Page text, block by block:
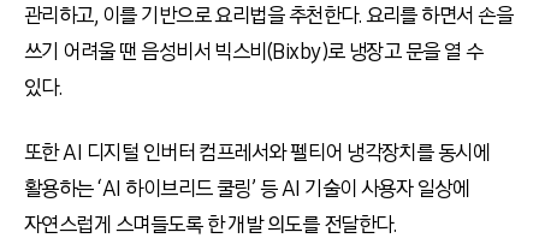
관리하고, 이를 기반으로 요리법을 추천한다. 요리를 하면서 손을
쓰기 어려울 땐 음성비서 빅스비(Bixby)로 냉장고 문을 열 수
있다.
또한 AI 디지털 인버터 컴프레서와 펠티어 냉각장치를 동시에
활용하는 ‘AI 하이브리드 쿨링’ 등 AI 기술이 사용자 일상에
자연스럽게 스며들도록 한 개발 의도를 전달한다.